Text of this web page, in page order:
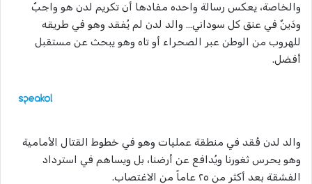
والخاصة، يعكس رسالة واحده مفادها أن تكريم لدن هو واجبٌ
ودَينٌ في عنق كل سوداني… والد لدن لم يُفقد وهو في طريقه
للهروب من الوطن عبر الصحراء أو تاه وهو يبحث عن مستقبل
أفضل.
والد لدن فُقد في منطقة عمليات وهو في خطوط القتال الأمامية
وهو يحرس ثغورنا ويُدافع عن أرضنا، بل ويساهم في استرداد
الفشقة بعد أكثر من ٢٥ عاماً من الاغتصاب.